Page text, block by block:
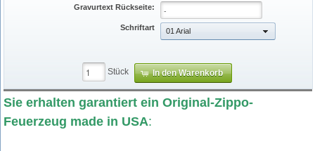
zippo_initialschrift_p.jpg
Gravurtext Rückseite:
Schriftart 01 Arial
Stück In den Warenkorb
Sie erhalten garantiert ein Original-Zippo-
Feuerzeug made in USA: